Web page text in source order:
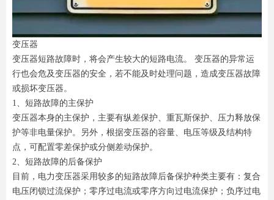
变压器
变压器短路故障时，将会产生较大的短路电流。 变压器的异常运
行也会危及变压器的安全，若不能及时处理问题，造成变压器故障
或损坏变压器。
1、短路故障的主保护
变压器本身的主保护，主要有纵差保护、重瓦斯保护、压力释放保
护等非电量保护。另外，根据变压器的容量、电压等级及结构特
点，可配置零差保护或分侧差动保护。
2、短路故障的后备保护
目前，电力变压器采用较多的短路故障后备保护种类主要有：复合
电压闭锁过流保护；零序过电流或零序方向过电流保护；负序过电